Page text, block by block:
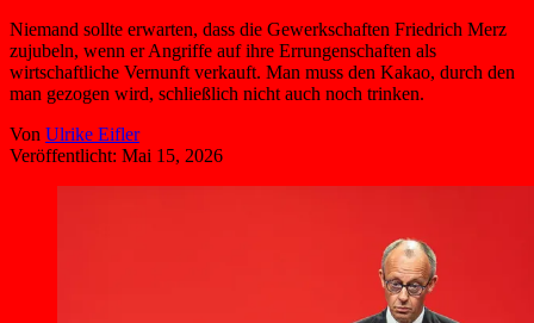
Niemand sollte erwarten, dass die Gewerkschaften Friedrich Merz
zujubeln, wenn er Angriffe auf ihre Errungenschaften als
wirtschaftliche Vernunft verkauft. Man muss den Kakao, durch den
man gezogen wird, schließlich nicht auch noch trinken.
Von Ulrike Eifler
Veröffentlicht: Mai 15, 2026